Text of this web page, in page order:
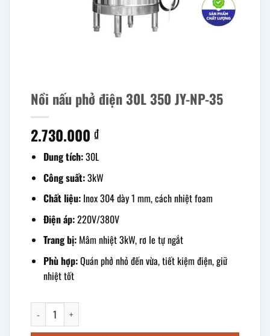
Nồi nấu phở điện 30L 350 JY-NP-35
2.730.000 ₫
Dung tích:30L
Công suất:3kW
Chất liệu:Inox 304 dày 1 mm, cách nhiệt foam
Điện áp:220V/380V
Trang bị:Mâm nhiệt 3kW, rơ le tự ngắt
Phù hợp:Quán phở nhỏ đến vừa, tiết kiệm điện, giữ
nhiệt tốt
Nồi nấu phở điện 30L 350 JY-NP-35 số lượng